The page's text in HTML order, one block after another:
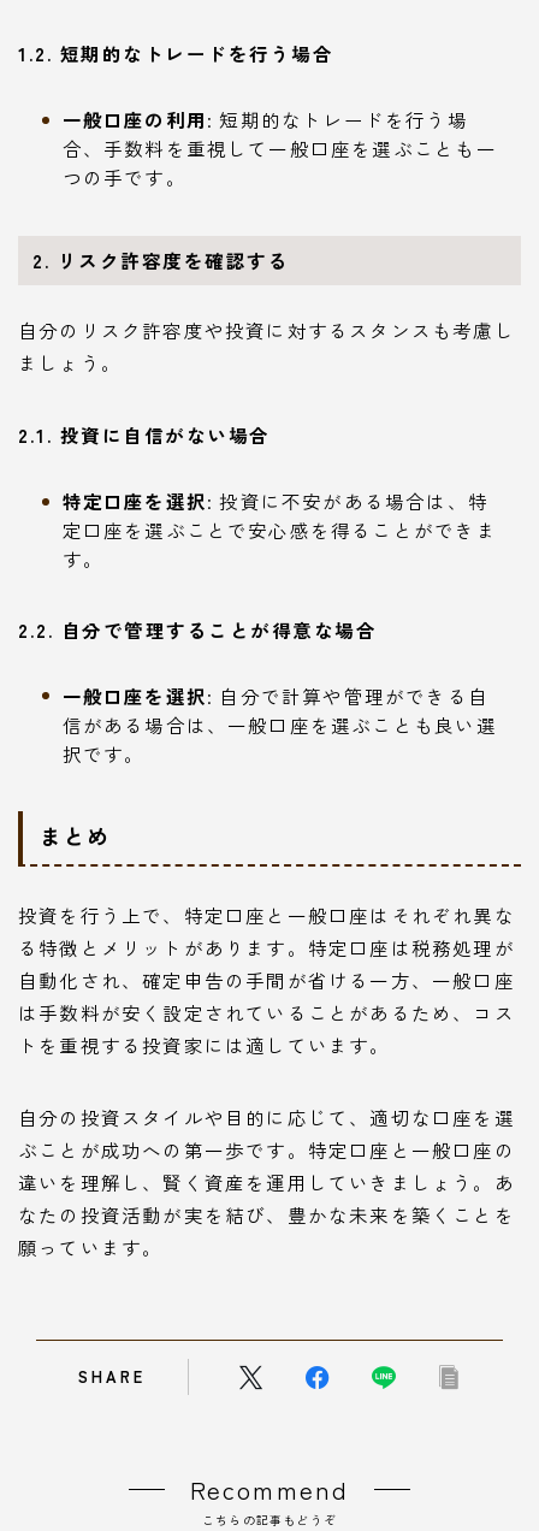
1.2. 短期的なトレードを行う場合
一般口座の利用: 短期的なトレードを行う場
合、手数料を重視して一般口座を選ぶことも一
つの手です。
2. リスク許容度を確認する
自分のリスク許容度や投資に対するスタンスも考慮し
ましょう。
2.1. 投資に自信がない場合
特定口座を選択: 投資に不安がある場合は、特
定口座を選ぶことで安心感を得ることができま
す。
2.2. 自分で管理することが得意な場合
一般口座を選択: 自分で計算や管理ができる自
信がある場合は、一般口座を選ぶことも良い選
択です。
まとめ
投資を行う上で、特定口座と一般口座はそれぞれ異な
る特徴とメリットがあります。特定口座は税務処理が
自動化され、確定申告の手間が省ける一方、一般口座
は手数料が安く設定されていることがあるため、コス
トを重視する投資家には適しています。
自分の投資スタイルや目的に応じて、適切な口座を選
ぶことが成功への第一歩です。特定口座と一般口座の
違いを理解し、賢く資産を運用していきましょう。あ
なたの投資活動が実を結び、豊かな未来を築くことを
願っています。
SHARE
Recommend
こちらの記事もどうぞ